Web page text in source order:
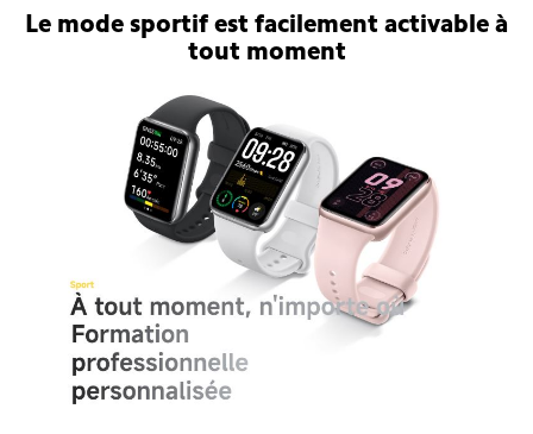
Le mode sportif est facilement activable à
tout moment